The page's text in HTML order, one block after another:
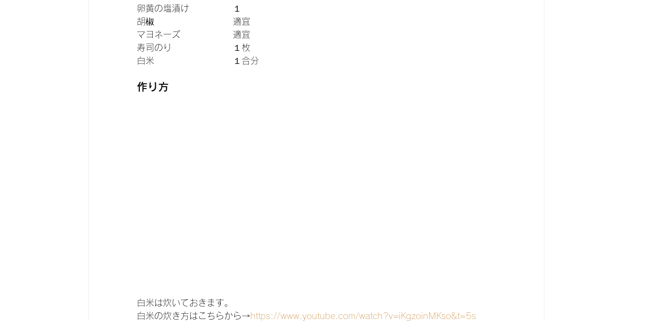
卵黄の塩漬け　　　　　１
胡椒　　　　　　　　　適宜
マヨネーズ　　　　　　適宜
寿司のり　　　　　　　１枚
白米　　　　　　　　　１合分
作り方
白米は炊いておきます。
白米の炊き方はこちらから→https://www.youtube.com/watch?v=iKgzoinMKso&t=5s